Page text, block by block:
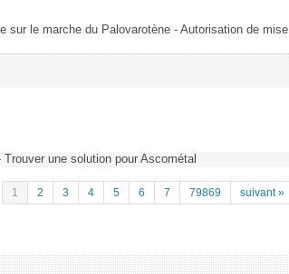
sur le marche du Palovarotène - Autorisation de mise
une solution pour Ascométal
1 2 3 4 5 6 7 79869 suivant »